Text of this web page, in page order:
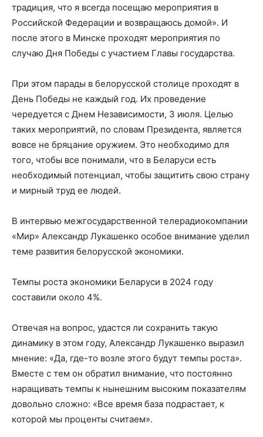
традиция, что я всегда посещаю мероприятия в
Российской Федерации и возвращаюсь домой». И
после этого в Минске проходят мероприятия по
случаю Дня Победы с участием Главы государства.
При этом парады в белорусской столице проходят в
День Победы не каждый год. Их проведение
чередуется с Днем Независимости, 3 июля. Целью
таких мероприятий, по словам Президента, является
вовсе не бряцание оружием. Это необходимо для
того, чтобы все понимали, что в Беларуси есть
необходимый потенциал, чтобы защитить свою страну
и мирный труд ее людей.
В интервью межгосударственной телерадиокомпании
«Мир» Александр Лукашенко особое внимание уделил
теме развития белорусской экономики.
Темпы роста экономики Беларуси в 2024 году
составили около 4%.
Отвечая на вопрос, удастся ли сохранить такую
динамику в этом году, Александр Лукашенко выразил
мнение: «Да, где-то возле этого будут темпы роста».
Вместе с тем он обратил внимание, что постоянно
наращивать темпы к нынешним высоким показателям
довольно сложно: «Все время база подрастает, к
которой мы проценты считаем».